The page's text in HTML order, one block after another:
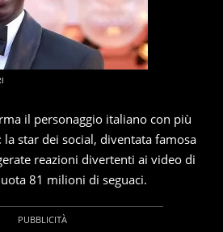
il personaggio italiano con più
star dei social, diventata famosa
reazioni divertenti ai video di
81 milioni di seguaci.